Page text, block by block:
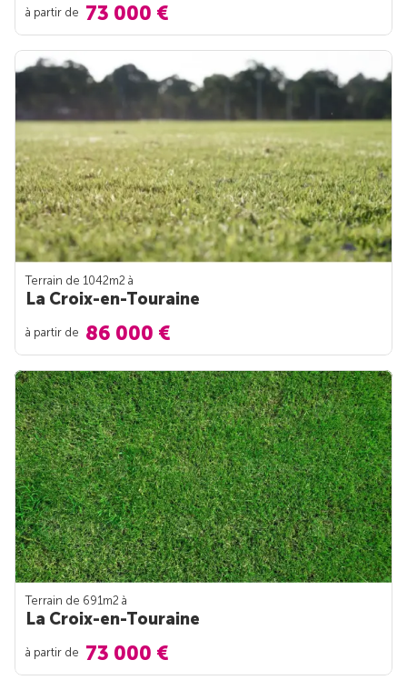
à partir de 73 000 €
Terrain de 1042m2 à
La Croix-en-Touraine
à partir de 86 000 €
Terrain de 691m2 à
La Croix-en-Touraine
à partir de 73 000 €